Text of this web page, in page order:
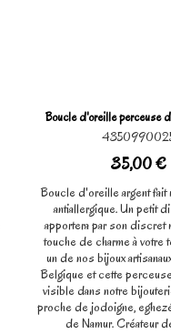
Boucle d'oreille perceuse
35,00 €
Boucle d'oreille argent fait
antiallergique. Un petit
apportera par son discret
touche de charme à votre
un de nos bijoux
Belgique et cette
visible dans notre
proche de jodoigne,
de Namur. Créateur